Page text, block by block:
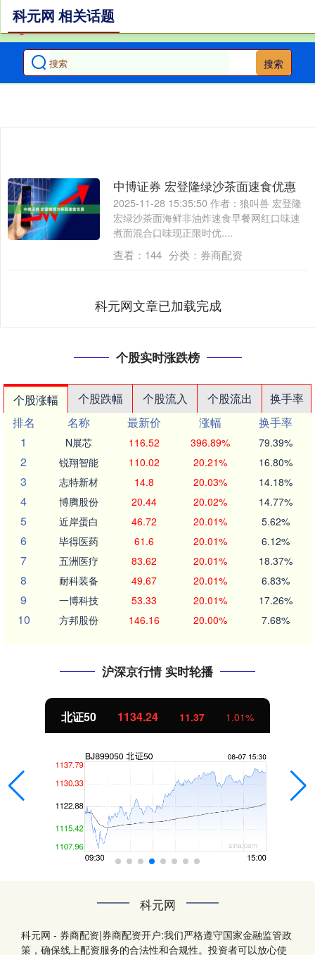
搜索
科元网 相关话题
中博证券 宏登隆绿沙茶面速食优惠
2025-11-28 15:35:50 作者：狼叫兽 宏登隆
宏绿沙茶面海鲜非油炸速食早餐网红口味速
煮面混合口味现正限时优....
查看： 144 分类： 券商配资
科元网文章已加载完成
个股实时涨跌榜
个股涨幅 个股跌幅 个股流入 个股流出
换手率
排名
名称 最新价 涨幅
换手率
1
N展芯 116.52 396.89% 79.39%
2 锐翔智能 110.02 20.21% 16.80%
3 志特新材 14.8 20.03% 14.18%
4 博腾股份 20.44 20.02% 14.77%
5 近岸蛋白 46.72 20.01% 5.62%
6 毕得医药 61.6 20.01% 6.12%
7 五洲医疗 83.62 20.01% 18.37%
8 耐科装备 49.67 20.01% 6.83%
9 一博科技 53.33 20.01% 17.26%
10 方邦股份 146.16 20.00% 7.68%
沪深京行情 实时轮播
北证50 1134.24 11.37 1.01%
科元网
科元网 - 券商配资|券商配资开户:我们严格遵守国家金融监管政
策，确保线上配资服务的合法性和合规性。投资者可以放心使